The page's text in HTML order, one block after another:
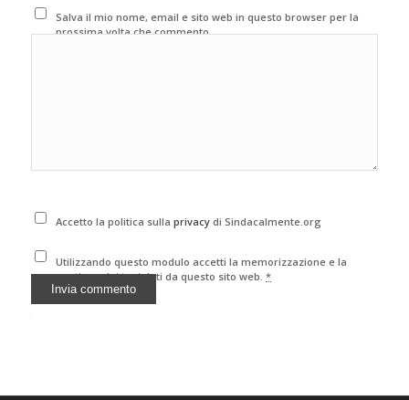
Salva il mio nome, email e sito web in questo browser per la
prossima volta che commento.
Accetto la politica sullaprivacydi Sindacalmente.org
Utilizzando questo modulo accetti la memorizzazione e la
gestione dei tuoi dati da questo sito web.*